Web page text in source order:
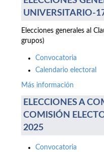
UNIVERSITARIO-
Elecciones generales al
grupos)
Convocatoria
Calendario electoral
Más información
ELECCIONES A
COMISIÓN
2025
Convocatoria